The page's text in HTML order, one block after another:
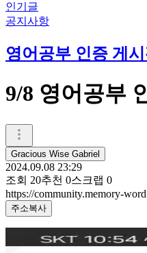
인기글
공지사항
영어공부 인증 게
9/8 영어공부
Gracious Wise Gabriel
2024.09.08 23:29
조회 20추천 0스크랩 0
https://community.memory-
주소복사